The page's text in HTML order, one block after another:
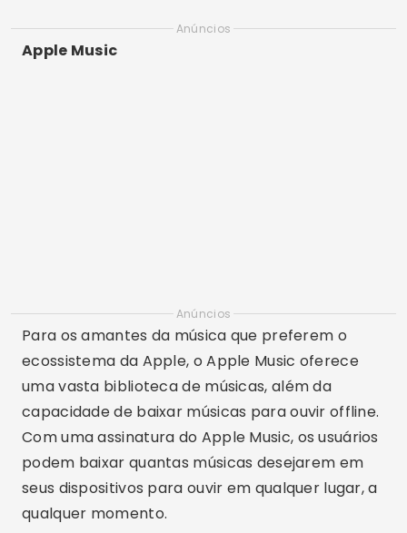
Anúncios
Apple Music
Anúncios
Para os amantes da música que preferem o
ecossistema da Apple, o Apple Music oferece
uma vasta biblioteca de músicas, além da
capacidade de baixar músicas para ouvir offline.
Com uma assinatura do Apple Music, os usuários
podem baixar quantas músicas desejarem em
seus dispositivos para ouvir em qualquer lugar, a
qualquer momento.